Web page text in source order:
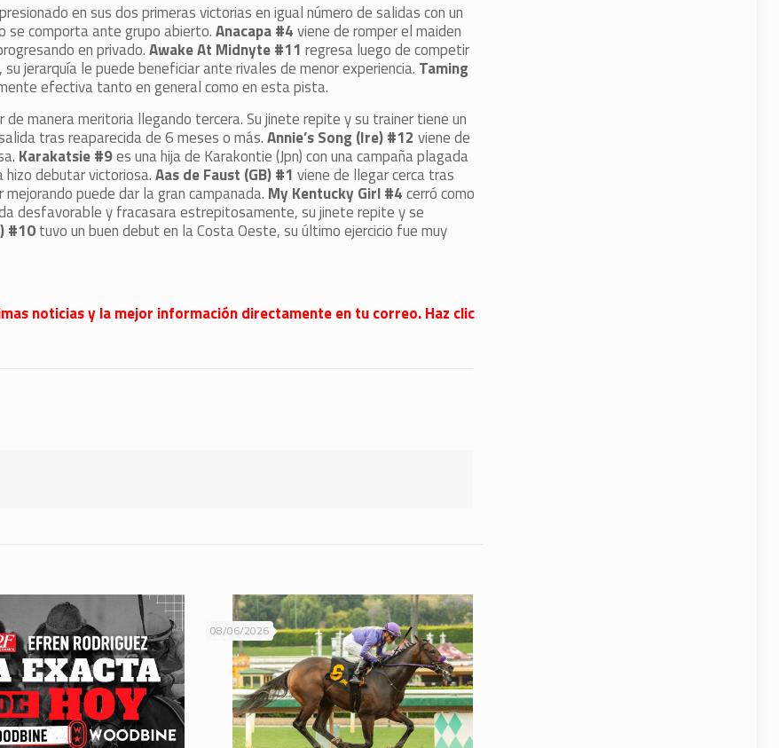
en sus dos primeras victorias en igual número de salidas con un
se comporta ante grupo abierto.Anacapa #4viene de romper el maiden
en privado.Awake At Midnyte #11 regresa luego de competir
jerarquía le puede beneficiar ante rivales de menor experiencia. Taming
efectiva tanto en general como en esta pista.
de manera meritoria llegando tercera. Su jinete repite y su trainer tiene un
tras reaparecida de 6 meses o más.Annie’s Song (Ire) #12 viene de
Karakatsie #9es una hija de Karakontie (Jpn) con una campaña plagada
debutar victoriosa.Aas de Faust (GB) #1 viene de llegar cerca tras
puede dar la gran campanada. My Kentucky Girl #4cerró como
desfavorable y fracasara estrepitosamente, su jinete repite y se
#10tuvo un buen debut en la Costa Oeste, su último ejercicio fue muy
noticias y la mejor información directamente en tu correo. Haz clic
08/06/2026